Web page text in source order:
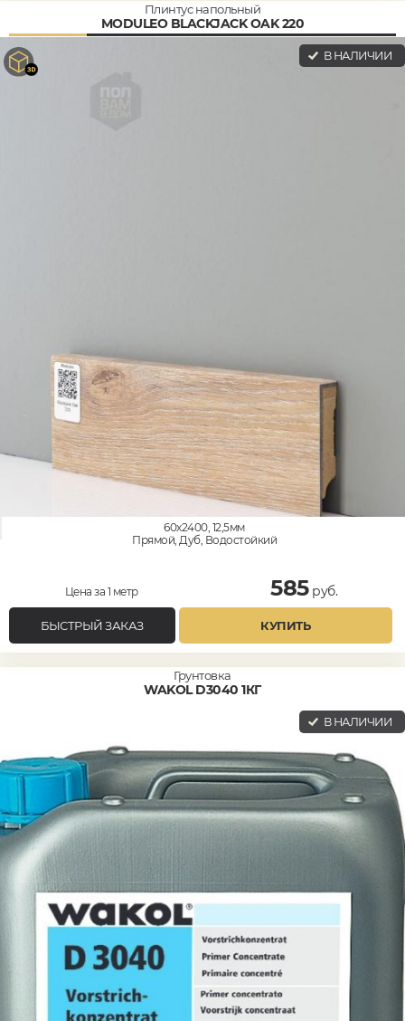
Плинтус напольный
MODULEO BLACKJACK OAK 220
В НАЛИЧИИ
60x2400, 12,5мм
Прямой, Дуб, Водостойкий
Цена за 1 метр 585руб.
БЫСТРЫЙ ЗАКАЗ КУПИТЬ
Грунтовка
WAKOL D3040 1КГ
В НАЛИЧИИ